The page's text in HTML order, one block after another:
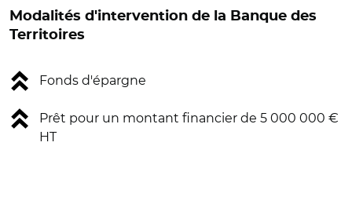
Modalités d'intervention de la Banque des
Territoires
Fonds d'épargne
Prêt pour un montant financier de 5 000 000 €
HT